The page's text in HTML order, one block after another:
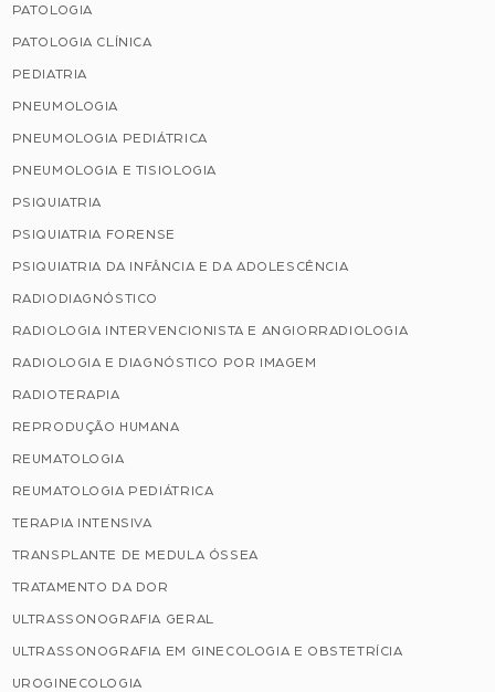
PATOLOGIA
PATOLOGIA CLÍNICA
PEDIATRIA
PNEUMOLOGIA
PNEUMOLOGIA PEDIÁTRICA
PNEUMOLOGIA E TISIOLOGIA
PSIQUIATRIA
PSIQUIATRIA FORENSE
PSIQUIATRIA DA INFÂNCIA E DA ADOLESCÊNCIA
RADIODIAGNÓSTICO
RADIOLOGIA INTERVENCIONISTA E ANGIORRADIOLOGIA
RADIOLOGIA E DIAGNÓSTICO POR IMAGEM
RADIOTERAPIA
REPRODUÇÃO HUMANA
REUMATOLOGIA
REUMATOLOGIA PEDIÁTRICA
TERAPIA INTENSIVA
TRANSPLANTE DE MEDULA ÓSSEA
TRATAMENTO DA DOR
ULTRASSONOGRAFIA GERAL
ULTRASSONOGRAFIA EM GINECOLOGIA E OBSTETRÍCIA
UROGINECOLOGIA